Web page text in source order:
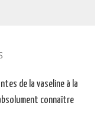
de la vaseline à la
connaître